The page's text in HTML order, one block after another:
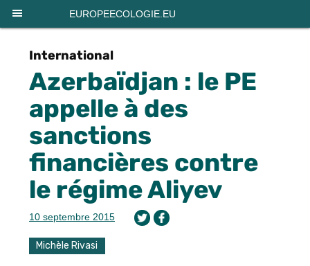
EUROPEECOLOGIE.EU
International
Azerbaïdjan : le PE
appelle à des
sanctions
financières contre
le régime Aliyev
10 septembre 2015
Michèle Rivasi